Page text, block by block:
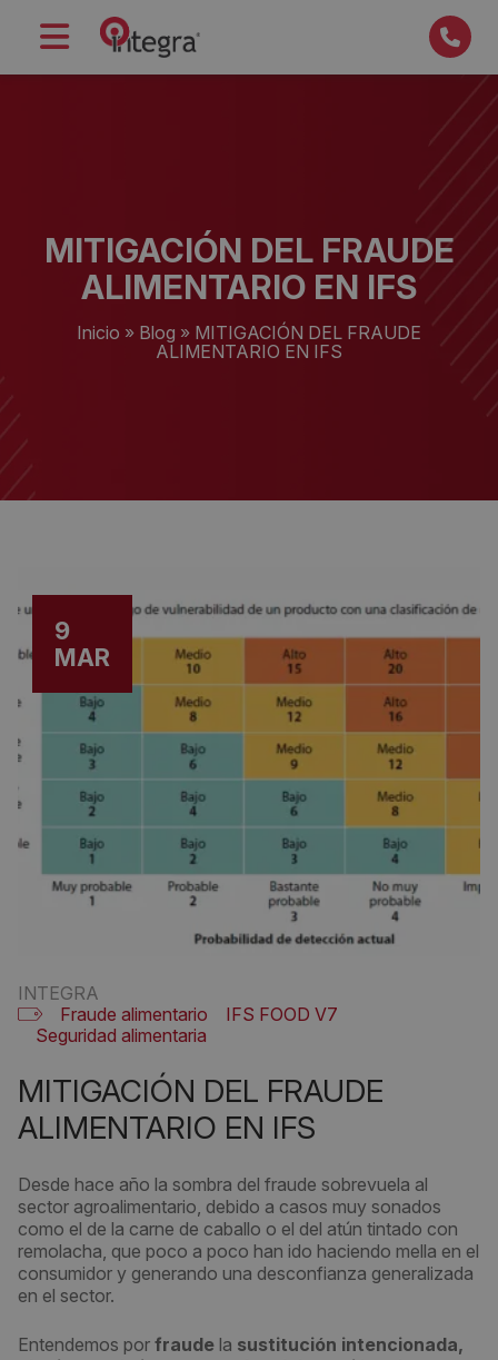
MITIGACIÓN DEL FRAUDE
ALIMENTARIO EN IFS
Inicio » Blog » MITIGACIÓN DEL FRAUDE
ALIMENTARIO EN IFS
9
MAR
INTEGRA
Fraude alimentario
IFS FOOD V7
Seguridad alimentaria
MITIGACIÓN DEL FRAUDE
ALIMENTARIO EN IFS
Desde hace año la sombra del fraude sobrevuela al
sector agroalimentario, debido a casos muy sonados
como el de la carne de caballo o el del atún tintado con
remolacha, que poco a poco han ido haciendo mella en el
consumidor y generando una desconfianza generalizada
en el sector.
Entendemos por fraude la sustitución intencionada,